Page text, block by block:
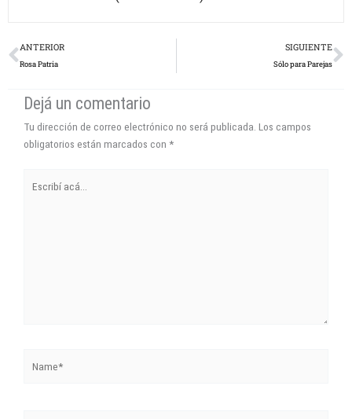
Prev
ANTERIOR
Rosa Patria
SIGUIENTE
Sólo para Parejas
Dejá un comentario
Tu dirección de correo electrónico no será publicada. Los campos
obligatorios están marcados con *
acá...